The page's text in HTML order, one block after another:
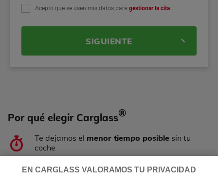
Por qué elegir Carglass®
Te dejamos el menor tiempo posible sin tu
coche
Acepto que se usen mis datos para gestionar la cita.
SIGUIENTE
EN CARGLASS VALORAMOS TU PRIVACIDAD